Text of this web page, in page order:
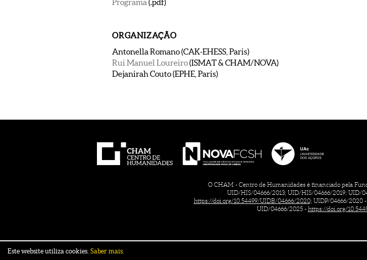
Programa (.pdf)
ORGANIZAÇÃO
Antonella Romano (CAK-EHESS, Paris)
Rui Manuel Loureiro(ISMAT & CHAM/NOVA)
Dejanirah Couto (EPHE, Paris)
O CHAM - Centro de Humanidades é financiado pela
UID/HIS/04666/2013; UID/HIS/04666/2019; UID/
https://doi.org/10.54499/UIDB/04666/2020; UIDP/04666/2020 -
UID/04666/2025 - https://doi.org/
Este website utiliza cookies. Saber mais.